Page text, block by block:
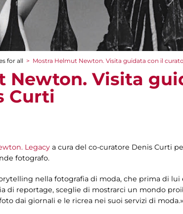
for all > Mostra Helmut Newton. Visita guidata con il
Newton. Visita
Curti
Legacy a cura del co-curatore Denis Curti
fotografo.
nella fotografia di moda, che prima di lui
di reportage, sceglie di mostrarci un mondo
dai giornali e le ricrea nei suoi servizi di